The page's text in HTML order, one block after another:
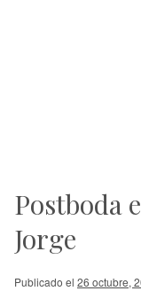
Postboda
Jorge
Publicado el 26 octubre,